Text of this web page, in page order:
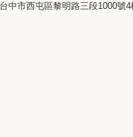
中市西屯區黎明路三段1000號